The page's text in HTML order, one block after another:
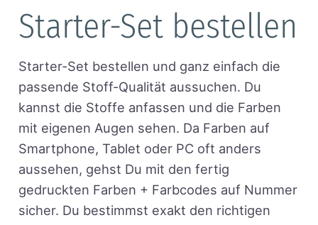
Starter-Set bestellen
Starter-Set bestellen und ganz einfach die
passende Stoff-Qualität aussuchen. Du
kannst die Stoffe anfassen und die Farben
mit eigenen Augen sehen. Da Farben auf
Smartphone, Tablet oder PC oft anders
aussehen, gehst Du mit den fertig
gedruckten Farben + Farbcodes auf Nummer
sicher. Du bestimmst exakt den richtigen